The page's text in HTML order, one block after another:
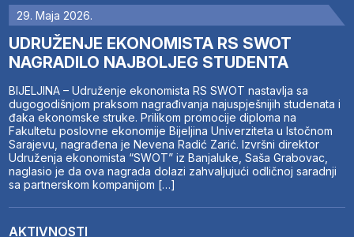
29. Maja 2026.
UDRUŽENJE EKONOMISTA RS SWOT
NAGRADILO NAJBOLJEG STUDENTA
BIJELJINA – Udruženje ekonomista RS SWOT nastavlja sa
dugogodišnjom praksom nagrađivanja najuspješnijih studenata i
đaka ekonomske struke. Prilikom promocije diploma na
Fakultetu poslovne ekonomije Bijeljina Univerziteta u Istočnom
Sarajevu, nagrađena je Nevena Radić Zarić. Izvršni direktor
Udruženja ekonomista “SWOT” iz Banjaluke, Saša Grabovac,
naglasio je da ova nagrada dolazi zahvaljujući odličnoj saradnji
sa partnerskom kompanijom […]
AKTIVNOSTI